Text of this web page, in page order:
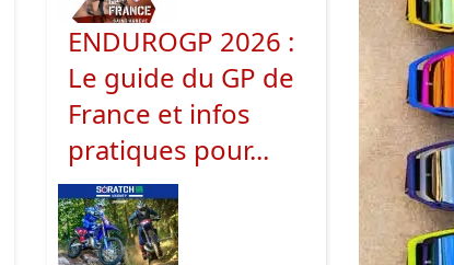
ENDUROGP 2026 :
Le guide du GP de
France et infos
pratiques pour...